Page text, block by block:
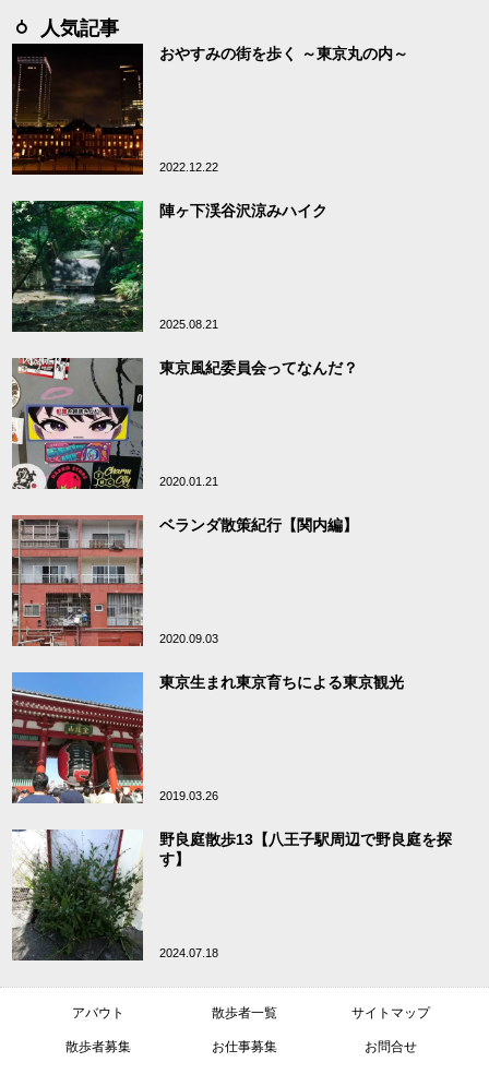
人気記事
おやすみの街を歩く ～東京丸の内～
2022.12.22
陣ヶ下渓谷沢涼みハイク
2025.08.21
東京風紀委員会ってなんだ？
2020.01.21
ベランダ散策紀行【関内編】
2020.09.03
東京生まれ東京育ちによる東京観光
2019.03.26
野良庭散歩13【八王子駅周辺で野良庭を探
す】
2024.07.18
アバウト 散歩者一覧 サイトマップ
散歩者募集 お仕事募集 お問合せ